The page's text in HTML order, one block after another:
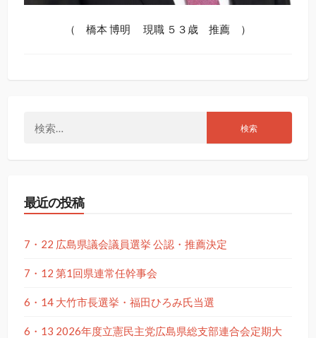
（ 橋本 博明 現職 ５３歳 推薦 ）
最近の投稿
7・22 広島県議会議員選挙 公認・推薦決定
7・12 第1回県連常任幹事会
6・14 大竹市長選挙・福田ひろみ氏当選
6・13 2026年度立憲民主党広島県総支部連合会定期大